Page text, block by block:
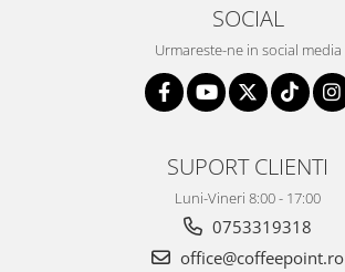
SOCIAL
Urmareste-ne in social media
SUPORT CLIENTI
Luni-Vineri 8:00 - 17:00
0753319318
office@coffeepoint.ro